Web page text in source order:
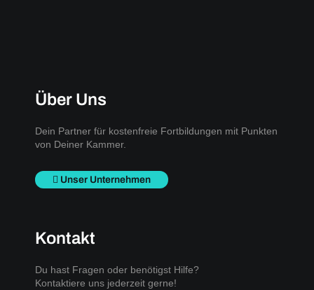
Über Uns
Dein Partner für kostenfreie Fortbildungen mit Punkten
von Deiner Kammer.
Unser Unternehmen
Kontakt
Du hast Fragen oder benötigst Hilfe?
Kontaktiere uns jederzeit gerne!